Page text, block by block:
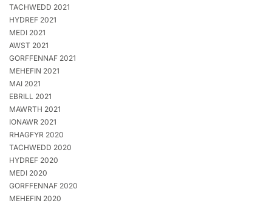
TACHWEDD 2021
HYDREF 2021
MEDI 2021
AWST 2021
GORFFENNAF 2021
MEHEFIN 2021
MAI 2021
EBRILL 2021
MAWRTH 2021
IONAWR 2021
RHAGFYR 2020
TACHWEDD 2020
HYDREF 2020
MEDI 2020
GORFFENNAF 2020
MEHEFIN 2020